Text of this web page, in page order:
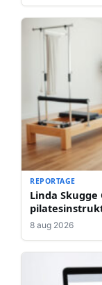
REPORTAGE
Linda
8 aug 2026